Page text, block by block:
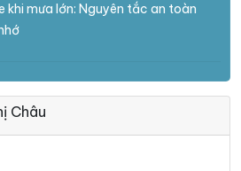
khi mưa lớn: Nguyên tắc an toàn
Châu